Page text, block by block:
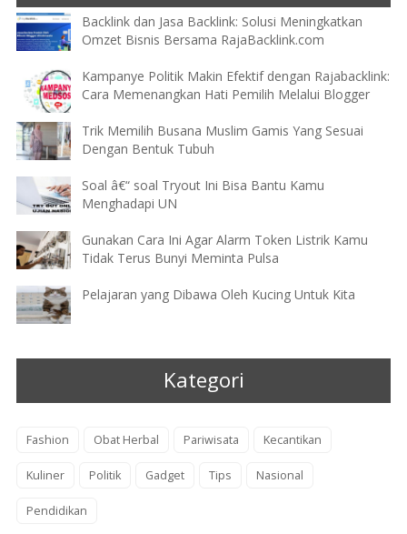
Backlink dan Jasa Backlink: Solusi Meningkatkan
Omzet Bisnis Bersama RajaBacklink.com
Kampanye Politik Makin Efektif dengan Rajabacklink:
Cara Memenangkan Hati Pemilih Melalui Blogger
Trik Memilih Busana Muslim Gamis Yang Sesuai
Dengan Bentuk Tubuh
Soal â€“ soal Tryout Ini Bisa Bantu Kamu
Menghadapi UN
Gunakan Cara Ini Agar Alarm Token Listrik Kamu
Tidak Terus Bunyi Meminta Pulsa
Pelajaran yang Dibawa Oleh Kucing Untuk Kita
Kategori
Fashion Obat Herbal Pariwisata Kecantikan
Kuliner Politik Gadget Tips Nasional
Pendidikan